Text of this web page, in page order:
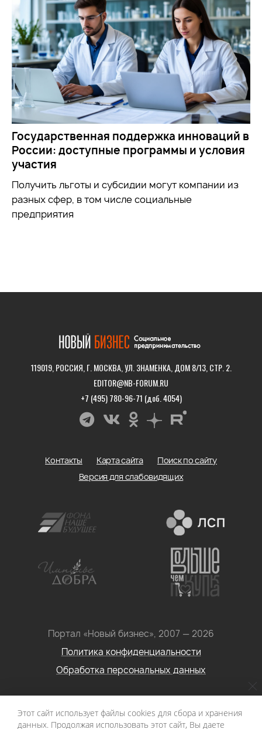
Государственная поддержка инноваций в
России: доступные программы и условия
участия
Получить льготы и субсидии могут компании из
разных сфер, в том числе социальные
предприятия
119019, РОССИЯ, Г. МОСКВА, УЛ. ЗНАМЕНКА, ДОМ 8/13, СТР. 2.
EDITOR@NB-FORUM.RU
+7 (495) 780-96-71 (доб. 4054)
Портал «Новый бизнес», 2007 — 2026
Политика конфиденциальности
Обработка персональных данных
Контакты Карта сайта
Поиск по сайту
Версия для слабовидящих
Условия использования информации с сайта: Материалы
портала «Новый бизнес. Социальное
Этот сайт использует файлы cookies для сбора и хранения
данных. Продолжая использовать этот сайт, Вы даете